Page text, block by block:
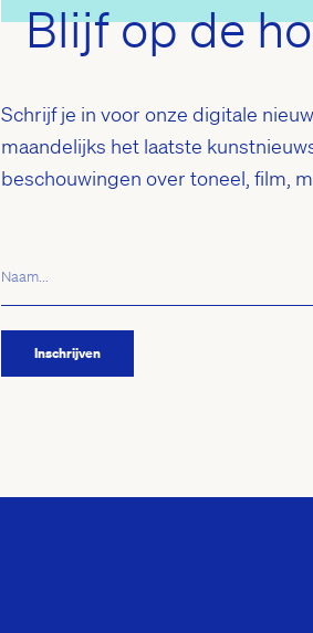
Blijf op de
Schrijf je in voor onze digitale
maandelijks het laatste
beschouwingen over toneel, film,
Inschrijven